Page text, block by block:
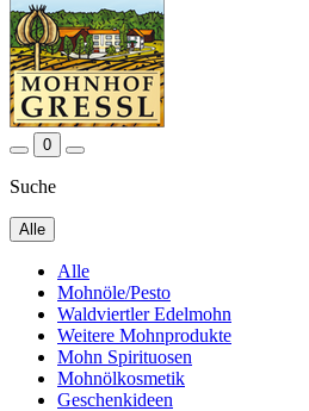
0
Suche
Alle
Alle
Mohnöle/Pesto
Waldviertler Edelmohn
Weitere Mohnprodukte
Mohn Spirituosen
Mohnölkosmetik
Geschenkideen